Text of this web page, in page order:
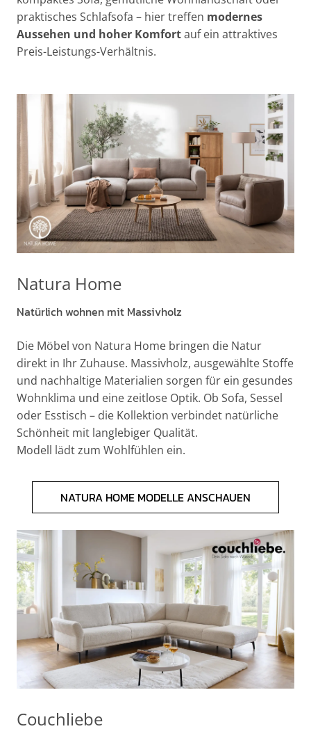
praktisches Schlafsofa – hier treffen modernes
Aussehen und hoher Komfortauf ein attraktives
Preis-Leistungs-Verhältnis.
Natura Home
Natürlich wohnen mit Massivholz
Die Möbel von Natura Home bringen die Natur
direkt in Ihr Zuhause. Massivholz, ausgewählte Stoffe
und nachhaltige Materialien sorgen für ein gesundes
Wohnklima und eine zeitlose Optik. Ob Sofa, Sessel
oder Esstisch – die Kollektion verbindet natürliche
Schönheit mit langlebiger Qualität.
Modell lädt zum Wohlfühlen ein.
NATURA HOME MODELLE ANSCHAUEN
Couchliebe